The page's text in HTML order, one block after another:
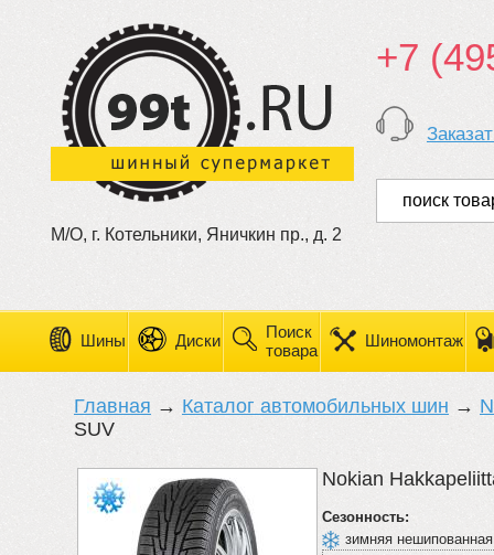
М/О, г. Котельники, Яничкин пр., д. 2
+7
Шины Диски
Поиск
товара
Шиномонтаж
Главная → Каталог автомобильных шин →
SUV
Nokian
Сезонность:
зимняя нешипованная